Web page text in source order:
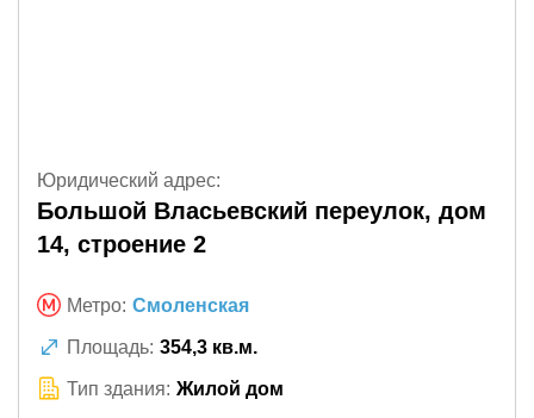
Юридический адрес:
Большой Власьевский переулок, дом
14, строение 2
Метро: Смоленская
Площадь: 354,3 кв.м.
Тип здания: Жилой дом